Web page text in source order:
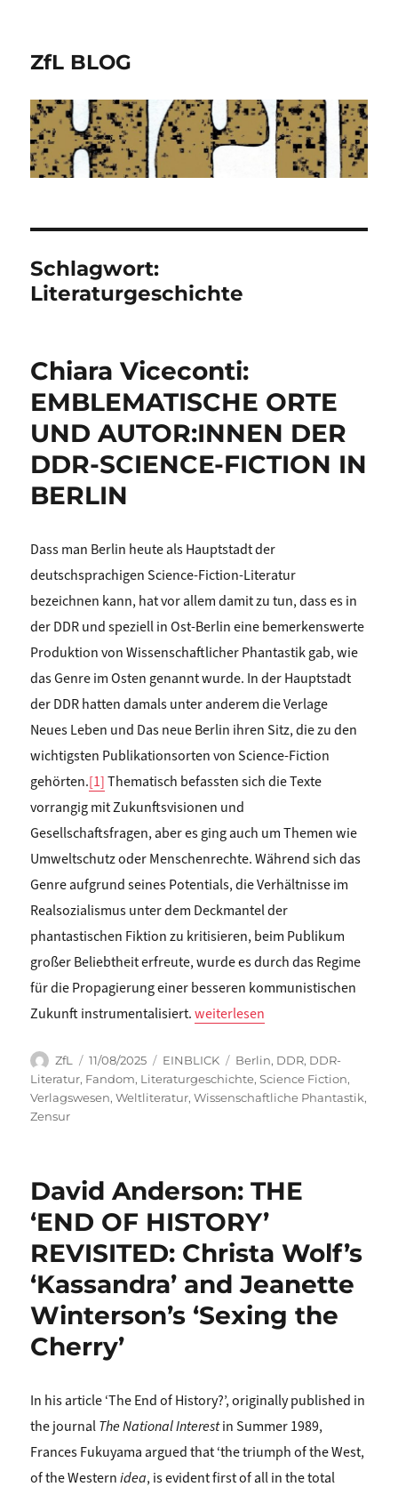
ZfL BLOG
Schlagwort:
Literaturgeschichte
Chiara Viceconti:
EMBLEMATISCHE ORTE
UND AUTOR:INNEN DER
DDR-SCIENCE-FICTION IN
BERLIN
Dass man Berlin heute als Hauptstadt der
deutschsprachigen Science-Fiction-Literatur
bezeichnen kann, hat vor allem damit zu tun, dass es in
der DDR und speziell in Ost-Berlin eine bemerkenswerte
Produktion von Wissenschaftlicher Phantastik gab, wie
das Genre im Osten genannt wurde. In der Hauptstadt
der DDR hatten damals unter anderem die Verlage
Neues Leben und Das neue Berlin ihren Sitz, die zu den
wichtigsten Publikationsorten von Science-Fiction
gehörten.[1]Thematisch befassten sich die Texte
vorrangig mit Zukunftsvisionen und
Gesellschaftsfragen, aber es ging auch um Themen wie
Umweltschutz oder Menschenrechte. Während sich das
Genre aufgrund seines Potentials, die Verhältnisse im
Realsozialismus unter dem Deckmantel der
phantastischen Fiktion zu kritisieren, beim Publikum
großer Beliebtheit erfreute, wurde es durch das Regime
für die Propagierung einer besseren kommunistischen
Zukunft instrumentalisiert.„Chiara Viceconti:
weiterlesen
Autor
ZfL
Veröffentlicht
am
11/08/2025 Kategorien
EINBLICK Schlagwörter
Berlin, DDR, DDR-
Literatur, Fandom, Literaturgeschichte,Science Fiction,
Verlagswesen,Weltliteratur,Wissenschaftliche Phantastik,
Zensur
David Anderson: THE
‘END OF HISTORY’
REVISITED: Christa Wolf’s
‘Kassandra’ and Jeanette
Winterson’s ‘Sexing the
Cherry’
In his article ‘The End of History?’, originally published in
the journalThe National Interestin Summer 1989,
Frances Fukuyama argued that ‘the triumph of the West,
of the Westernidea, is evident first of all in the total